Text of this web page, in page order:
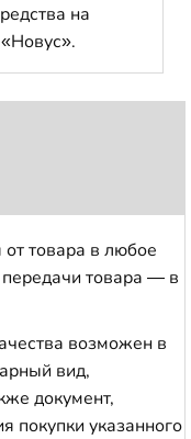
на
от товара в любое
товара — в
возможен в
вид,
документ,
покупки указанного